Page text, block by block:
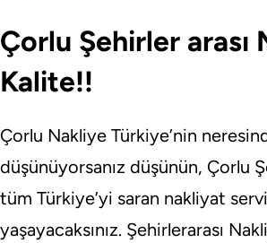
Çorlu Şehirler arası
Kalite!!
Çorlu Nakliye Türkiye’nin
düşünüyorsanız düşünün, Çorlu
tüm Türkiye’yi saran nakliyat
yaşayacaksınız. Şehirlerarası